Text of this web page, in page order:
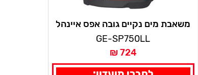
משאבת מים נקיים גובה אפס איינהל
GE-SP750LL
724 ₪